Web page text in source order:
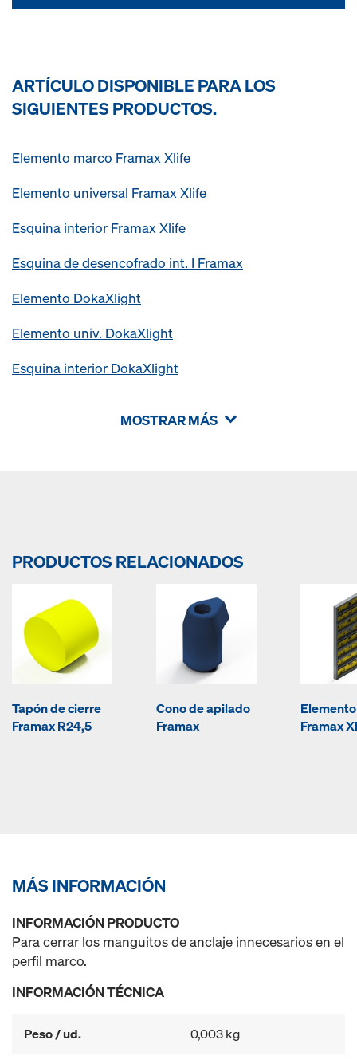
ARTÍCULO DISPONIBLE PARA LOS
SIGUIENTES PRODUCTOS.
Elemento marco Framax Xlife
Elemento universal Framax Xlife
Esquina interior Framax Xlife
Esquina de desencofrado int. I Framax
Elemento DokaXlight
Elemento univ. DokaXlight
Esquina interior DokaXlight
MOSTRAR MÁS
PRODUCTOS RELACIONADOS
Tapón de cierre
Framax R24,5
Cono de apilado
Framax
Framax
MÁS INFORMACIÓN
INFORMACIÓN PRODUCTO
Para cerrar los manguitos de anclaje innecesarios en el
perfil marco.
INFORMACIÓN TÉCNICA
Peso / ud. 0,003 kg